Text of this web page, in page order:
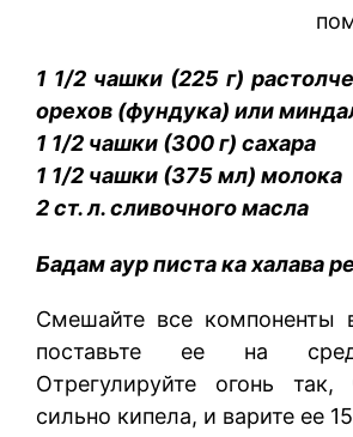
1 1/2 чашки (225 г)
орехов (фундука) или
1 1/2 чашки (300 г) сахара
1 1/2 чашки (375 мл) молока
2 ст. л. сливочного масла
Бадам аур писта ка халава
Смешайте все компоненты
поставьте ее на
Отрегулируйте огонь
сильно кипела, и варите ее